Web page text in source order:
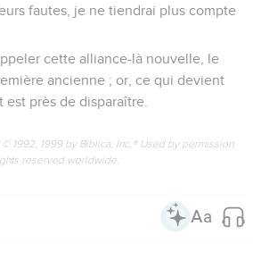
fautes, je ne tiendrai plus compte
cette alliance-là nouvelle, le
ancienne ; or, ce qui devient
près de disparaître.
1992, 1999 by Biblica, Inc.® Used by permission.
reserved worldwide.